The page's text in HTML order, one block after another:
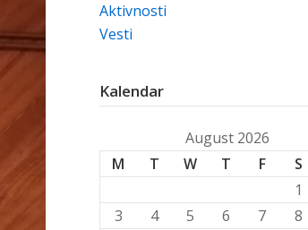
Aktivnosti
Vesti
Kalendar
August 2026
M
T W T F S
1
3
4 5 6 7 8